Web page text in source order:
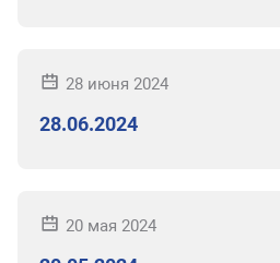
28 июня 2024
28.06.2024
20 мая 2024